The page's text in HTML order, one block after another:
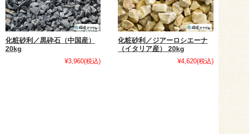
化粧砂利／黒砕石（中国産）
20kg
¥3,960(税込)
化粧砂利／ジアーロシエーナ
（イタリア産） 20kg
¥4,620(税込)